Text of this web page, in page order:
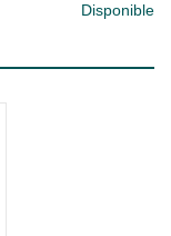
Disponible